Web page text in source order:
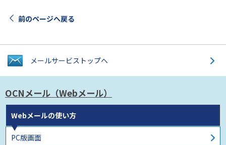
前のページへ戻る
メールサービス トップへ
OCNメール （Webメール）
Webメールの使い方
PC版画面